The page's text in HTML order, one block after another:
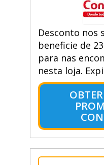
Desconto nos
beneficie de
para nas
nesta loja.